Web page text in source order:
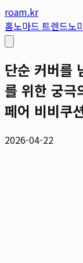
roam.kr
홈노마드 트렌드노
단순 커버를
를 위한 궁
페어 비비쿠
2026-04-22